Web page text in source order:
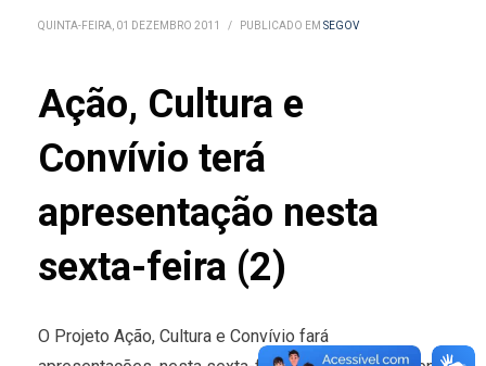
QUINTA-FEIRA, 01 DEZEMBRO 2011 / PUBLICADO EM SEGOV
Ação, Cultura e
Convívio terá
apresentação nesta
sexta-feira (2)
O Projeto Ação, Cultura e Convívio fará